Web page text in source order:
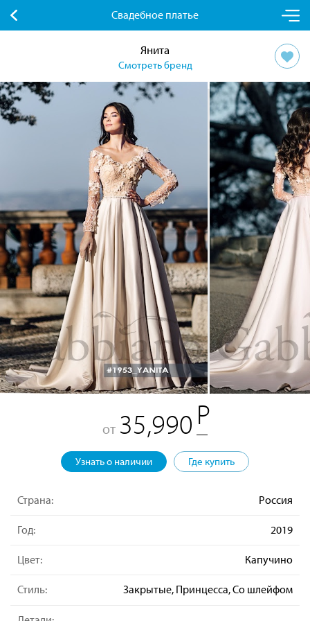
Свадебное платье
Янита
Смотреть бренд
от 35,990
Узнать о наличии Где купить
Страна: Россия
Год: 2019
Цвет: Капучино
Стиль: Закрытые, Принцесса, Со шлейфом